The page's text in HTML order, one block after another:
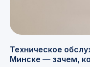
Техническое
Минске — зачем,